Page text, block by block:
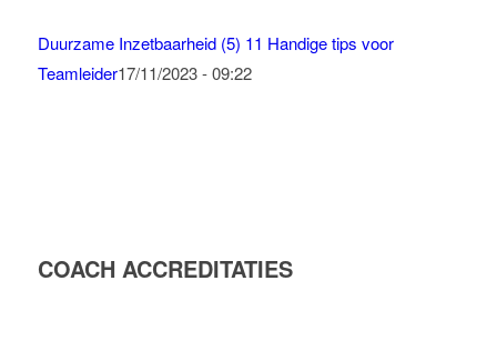
Duurzame Inzetbaarheid (5) 11 Handige tips voor
Teamleider17/11/2023 - 09:22
COACH ACCREDITATIES